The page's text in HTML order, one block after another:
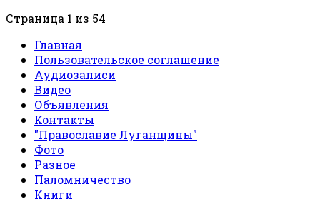
Страница 1 из 54
Главная
Пользовательское соглашение
Аудиозаписи
Видео
Объявления
Контакты
"Православие Луганщины"
Фото
Разное
Паломничество
Книги